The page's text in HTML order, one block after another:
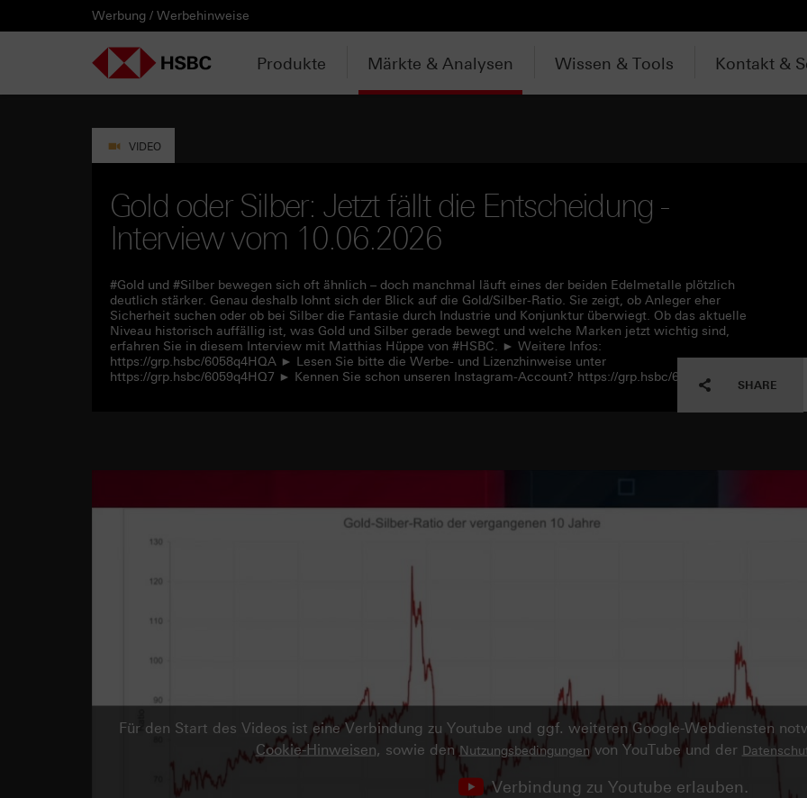
PRODUKTE
HEBELPRODUKTE
MÄRKTE & ANALYSEN
WISSEN & TOOLS
KONTAKT & SERVICE
DOWNLOADCENTER
LÄNDERAUSWAHL
Deutschland
AUSGEWÄHLTE SEITEN
HEBELPRODUKTE
Knock-out-Produkte
Weitere Hebelprodukte
Ausgestoppte Produkte
Intraday-Emissionen
ANLAGEPRODUKTE
Aktien- / Indexanleihen
Discount-Zertifikate
Express-Zertifikate
AKTUELLES
Neuemissionen
Trading-Aktionen
Intraday-Emissionen
ANALYSEN
Daily Trading
Trendkompass
Newsletter-Abonnement
VIDEOS
ntv-Zertifikate mit HSBC
Zertifikate Aktuell mit HSBC
WATCHLIST
Login / Zur Watchlist
WEBINARE
Webinartermine
WISSEN
kostenlose eBooks
Aktien- / Indexanleihen Rechner
Open End Knock-out-Produkte
KONTAKT
Kontaktformular
SERVICE
Wir über uns
DOWNLOADCENTER
Basisprospekte /
Wertpapierbeschreibungen
Unvollständige
Werbung / Werbehinweise
Produkte Märkte & Analysen Wissen & Tools Kontakt &
VIDEO
Gold oder Silber: Jetzt fällt die Entscheidung -
Interview vom 10.06.2026
#Gold und #Silber bewegen sich oft ähnlich – doch manchmal läuft eines der beiden Edelmetalle plötzlich
deutlich stärker. Genau deshalb lohnt sich der Blick auf die Gold/Silber-Ratio. Sie zeigt, ob Anleger eher
Sicherheit suchen oder ob bei Silber die Fantasie durch Industrie und Konjunktur überwiegt. Ob das aktuelle
Niveau historisch auffällig ist, was Gold und Silber gerade bewegt und welche Marken jetzt wichtig sind,
erfahren Sie in diesem Interview mit Matthias Hüppe von #HSBC. ► Weitere Infos:
https://grp.hsbc/6058q4HQA ► Lesen Sie bitte die Werbe- und Lizenzhinweise unter
https://grp.hsbc/6059q4HQ7 ► Kennen Sie schon unseren Instagram-Account? https://grp.hsbc/6050q4HQC
SHARE
Für den Start des Videos ist eine Verbindung zu Youtube und ggf. weiteren Google-Webdiensten
Cookie-Hinweisen, sowie denNutzungsbedingungen von YouTube und der
Verbindung zu Youtube erlauben.